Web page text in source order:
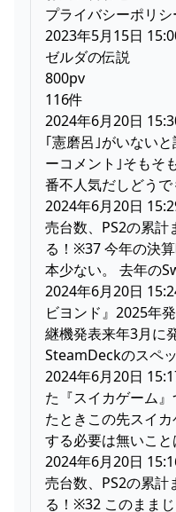
プライバシーポリシ
2023年5月15日
ゼルダの伝説
800pv
116件
2024年6月20日
｢憲磨呂｣がいない
ーコメント｣そもそ
番不人気だしどうで
2024年6月20日
売台数、PS2の累
る！※37 今年の決
本少ない。 去年の
2024年6月20日
ビヨンド』2025年
継機発表来年3月に
SteamDeckのスペ
2024年6月20日
た『スイカゲーム
たときこの先スイ
する必要は無いこ
2024年6月20日
売台数、PS2の累
る！※32 このまま